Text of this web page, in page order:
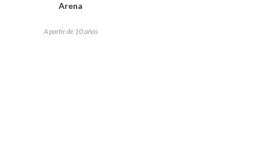
Arena
A partir de 10 años